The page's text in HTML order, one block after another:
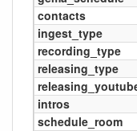
contacts
ingest_type
recording_type
releasing_type
intros
schedule_room